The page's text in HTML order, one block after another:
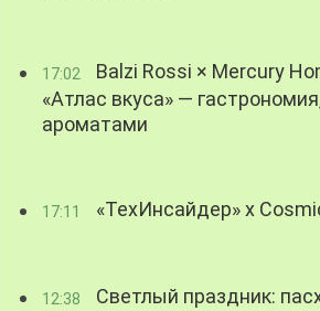
17:02
Balzi Rossi × Mercury
«Атлас вкуса» —
ароматами
17:11 «ТехИнсайдер» х
12:38
Светлый праздник: